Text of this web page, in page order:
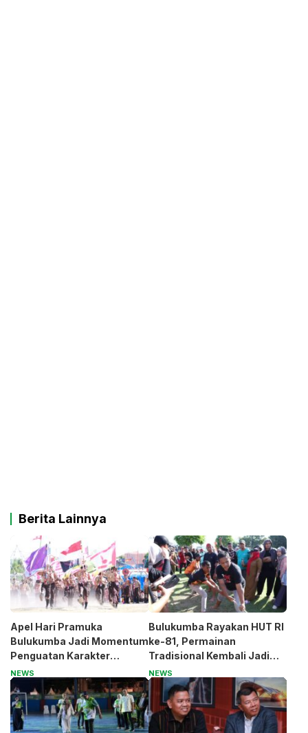
Berita Lainnya
Apel Hari Pramuka
Bulukumba Jadi Momentum
Penguatan Karakter
Generasi Muda
NEWS
Bulukumba Rayakan HUT RI
ke-81, Permainan
Tradisional Kembali Jadi
Magnet
NEWS